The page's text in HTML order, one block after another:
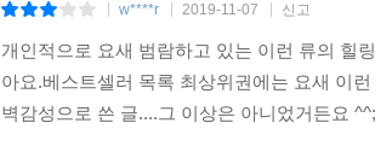
w****r 2019-11-07 신고
개인적으로 요새 범람하고 있는 이런 류의 힐
아요.베스트셀러 목록 최상위권에는 요새 이
벽감성으로 쓴 글....그 이상은 아니었거든요